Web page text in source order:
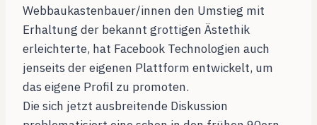
Webbaukastenbauer/innen den Umstieg mit
Erhaltung der bekannt grottigen Ästethik
erleichterte, hat Facebook Technologien auch
jenseits der eigenen Plattform entwickelt, um
das eigene Profil zu promoten.
Die sich jetzt ausbreitende Diskussion